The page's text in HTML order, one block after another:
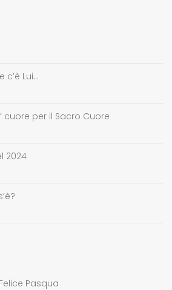
c’è Lui…
cuore per il Sacro Cuore
2024
Felice Pasqua